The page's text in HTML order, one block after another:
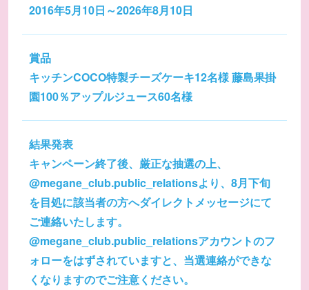
2016年5月10日～2026年8月10日
賞品
キッチンCOCO特製チーズケーキ12名様 藤島果掛
園100％アップルジュース60名様
結果発表
キャンペーン終了後、厳正な抽選の上、
@megane_club.public_relationsより、8月下旬
を目処に該当者の方へダイレクトメッセージにて
ご連絡いたします。
@megane_club.public_relationsアカウントのフ
ォローをはずされていますと、当選連絡ができな
くなりますのでご注意ください。